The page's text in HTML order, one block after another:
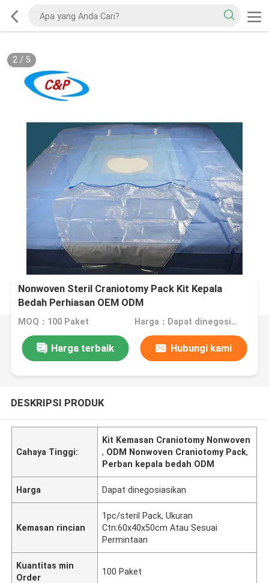
2/ 5
Nonwoven Steril Craniotomy Pack Kit Kepala
Bedah Perhiasan OEM ODM
MOQ：100 Paket Harga：Dapat dinegosiasikan
Harga terbaik Hubungi kami
DESKRIPSI PRODUK
Cahaya Tinggi:
Kit Kemasan Craniotomy Nonwoven
, ODM Nonwoven Craniotomy Pack,
Perban kepala bedah ODM
Harga Dapat dinegosiasikan
Kemasan rincian
1pc/steril Pack, Ukuran
Ctn:60x40x50cm Atau Sesuai
Permintaan
Kuantitas min
Order
100 Paket